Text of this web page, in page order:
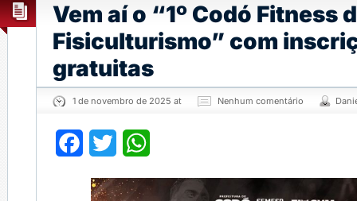
Vem aí o “1º Codó Fitness
Fisiculturismo” com
gratuitas
1 de novembro de 2025 at Nenhum comentário
Facebook
Twitter